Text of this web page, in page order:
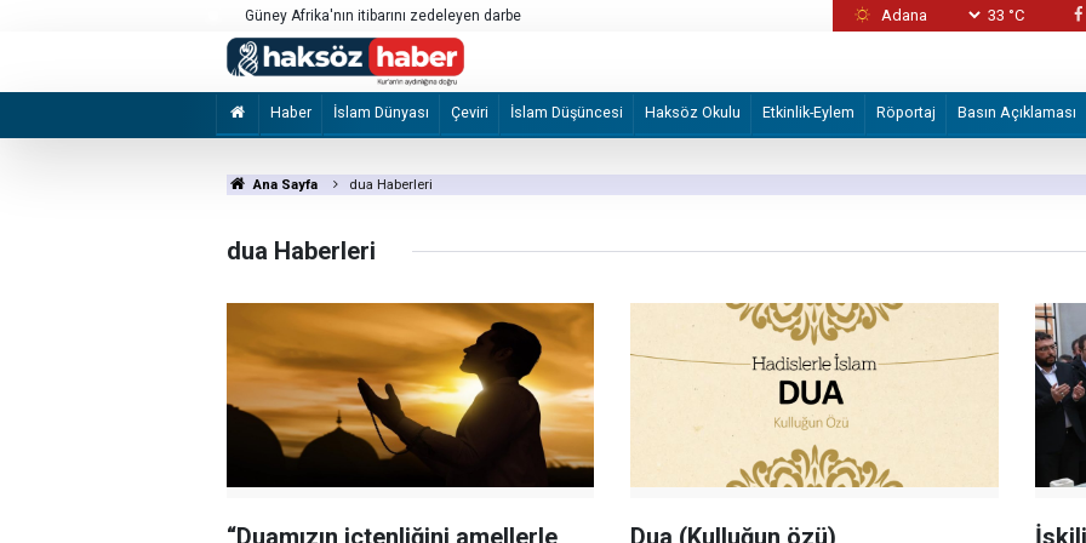
Ali Al-Zaidi, Irak’ın ihtiyacı olan başarısızlık olabilir Gazze ve Lübnan’da batı medyası neden
33 °C
Haber İslam Dünyası Çeviri İslam Düşüncesi Haksöz Okulu Etkinlik-Eylem Röportaj Basın Açıklaması
Ana Sayfa dua Haberleri
dua Haberleri
“Duamızın içtenliğini amellerle
Dua (Kulluğun özü)